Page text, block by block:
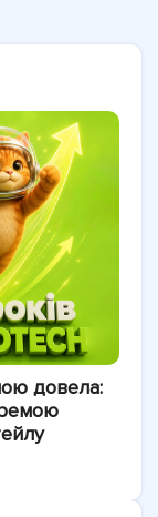
довела: